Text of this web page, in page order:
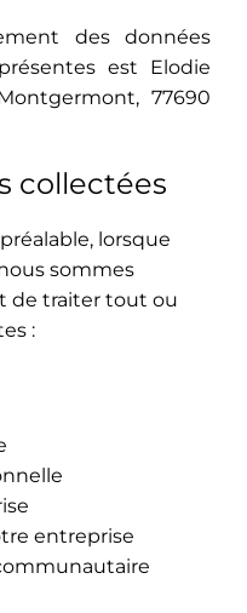
des données
est Elodie
77690
collectées
lorsque
sommes
de traiter tout ou
:
entreprise